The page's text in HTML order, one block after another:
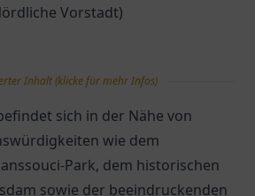
Vorstadt)
Inhalt (klicke für mehr Infos)
sich in der Nähe von
wie dem
Park, dem historischen
sowie der beeindruckenden